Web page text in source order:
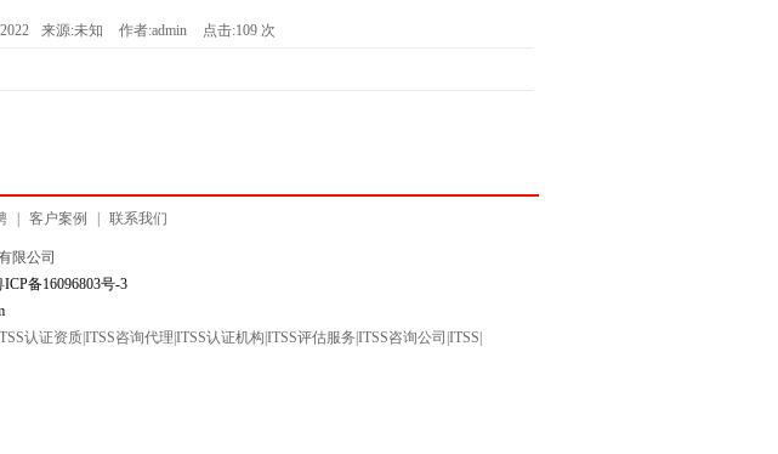
来源:未知 作者:admin 点击:109次
客户案例 联系我们
限公司
ICP备16096803号-3
认证资质|ITSS咨询代理|ITSS认证机构|ITSS评估服务|ITSS咨询公司|ITSS|